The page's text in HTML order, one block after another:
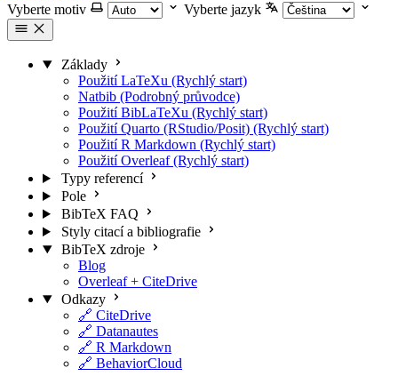
Vyberte motiv
Vyberte jazyk
Základy
Použití LaTeXu (Rychlý start)
Natbib (Podrobný průvodce)
Použití BibLaTeXu (Rychlý start)
Použití Quarto (RStudio/Posit) (Rychlý start)
Použití R Markdown (Rychlý start)
Použití Overleaf (Rychlý start)
Typy referencí
Pole
BibTeX FAQ
Styly citací a bibliografie
BibTeX zdroje
Blog
Overleaf + CiteDrive
Odkazy
🔗 CiteDrive
🔗 Datanautes
🔗 R Markdown
🔗 BehaviorCloud